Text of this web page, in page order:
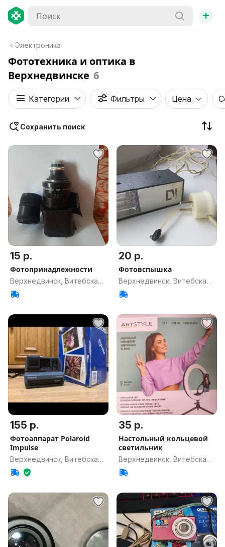
+
Электроника
Фототехника и оптика в
Верхнедвинске 6
Категории Фильтры Цена
Сохранить поиск
15 р.
Фотопринадлежности
Верхнедвинск, Витебская
обл.
20 р.
Фотовспышка
Верхнедвинск, Витебская
обл.
155 р.
Фотоаппарат Polaroid
Impulse
Верхнедвинск, Витебская
обл.
35 р.
Настольный кольцевой
светильник
Верхнедвинск, Витебская
обл.